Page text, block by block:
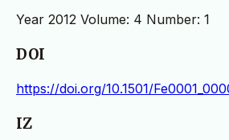
Year 2012 Volume: 4 Number: 1
DOI
https://doi.org/10.1501/
IZ